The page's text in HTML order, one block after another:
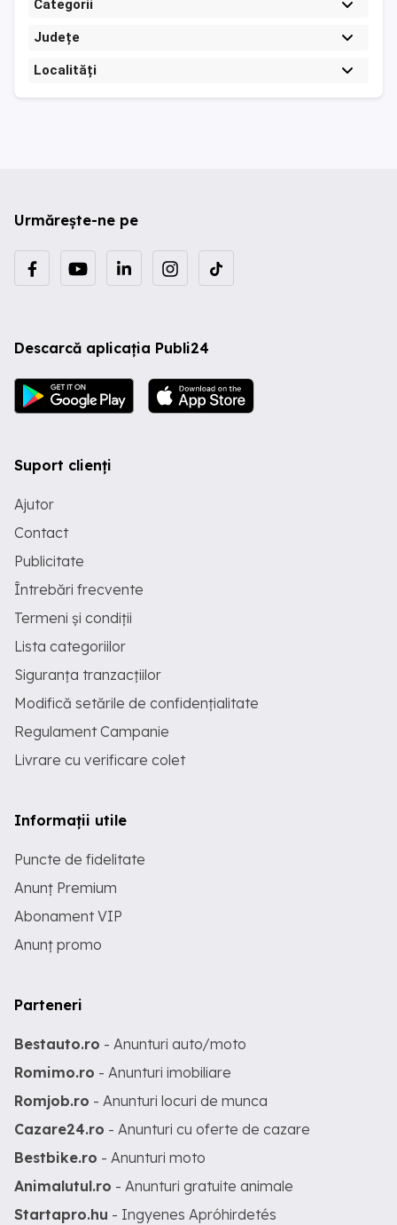
Categorii
Județe
Localități
Urmărește-ne pe
Descarcă aplicația Publi24
Suport clienți
Ajutor
Contact
Publicitate
Întrebări frecvente
Termeni și condiții
Lista categoriilor
Siguranța tranzacțiilor
Modifică setările de confidențialitate
Regulament Campanie
Livrare cu verificare colet
Informații utile
Puncte de fidelitate
Anunț Premium
Abonament VIP
Anunț promo
Parteneri
Bestauto.ro - Anunturi auto/moto
Romimo.ro - Anunturi imobiliare
Romjob.ro - Anunturi locuri de munca
Cazare24.ro - Anunturi cu oferte de cazare
Bestbike.ro - Anunturi moto
Animalutul.ro - Anunturi gratuite animale
Startapro.hu - Ingyenes Apróhirdetés